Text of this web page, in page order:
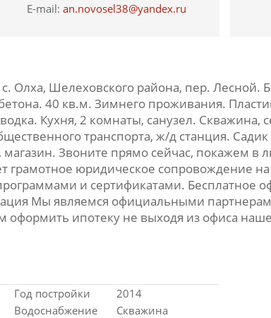
E-mail: an.novosel38@yandex.ru
Олха, Шелеховского района, пер. Лесной.
40 кв.м. Зимнего проживания.
Кухня, 2 комнаты, санузел. Скважина,
транспорта, ж/д станция.
магазин. Звоните прямо сейчас, покажем в
грамотное юридическое сопровождение на
и сертификатами. Бесплатное
Мы являемся официальными
ипотеку не выходя из офиса
Год постройки
2014
Водоснабжение
Скважина